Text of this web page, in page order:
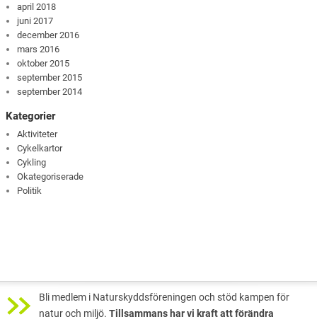
april 2018
juni 2017
december 2016
mars 2016
oktober 2015
september 2015
september 2014
Kategorier
Aktiviteter
Cykelkartor
Cykling
Okategoriserade
Politik
Bli medlem i Naturskyddsföreningen och stöd kampen för
natur och miljö. Tillsammans har vi kraft att förändra